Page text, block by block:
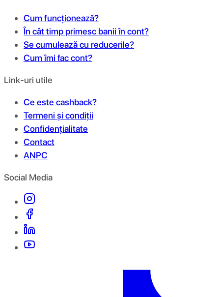
Cum funcționează?
În cât timp primesc banii în cont?
Se cumulează cu reducerile?
Cum îmi fac cont?
Link-uri utile
Ce este cashback?
Termeni și condiții
Confidențialitate
Contact
ANPC
Social Media